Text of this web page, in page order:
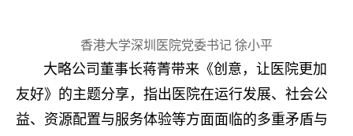
香港大学深圳医院党委书记 徐小平
大略公司董事长蒋菁带来《创意，让医院更加
友好》的主题分享，指出医院在运行发展、社会公
益、资源配置与服务体验等方面面临的多重矛盾与